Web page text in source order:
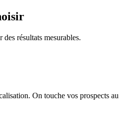
résultats mesurables.
On touche vos prospects au